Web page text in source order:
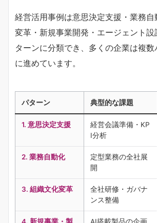
経営活用事例は意思決定支援・業務
変革・新規事業開発・エージェント
ターンに分類でき、多くの企業は複
に進めています。
パターン 典型的な課題
1. 意思決定支援
経営会議準備・KP
I分析
2. 業務自動化
定型業務の全社展
開
3. 組織文化変革
全社研修・ガバナ
ンス整備